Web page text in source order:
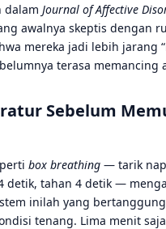
dalam Journal of Affective
awalnya skeptis dengan
mereka jadi lebih jarang
terasa memancing
Sebelum
box breathing — tarik
detik, tahan 4 detik —
inilah yang
tenang. Lima menit